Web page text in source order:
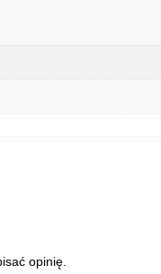
opinię.